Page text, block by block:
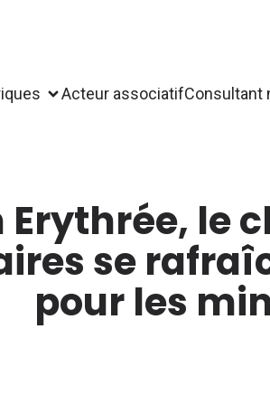
Acteur associatifConsultant
Erythrée, le
se
pour les